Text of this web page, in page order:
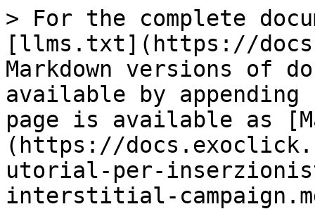
> For the complete
[llms.txt](https://
Markdown versions of
available by
page is available as
(https://
utorial-per-
interstitial-